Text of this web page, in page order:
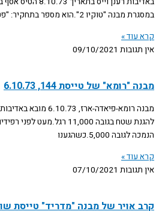
במסגרת מבנה "טוקיו 2".הוא מספר בתחקיר: "פטרלנו צפון מזרחית לפורט
קרא עוד »
אין תגובות 09/10/2021
מבנה "רומא" של טייסת 144, 6.10.73
מבנה רומא-פיאדה-ארז,
להגנת שטח בגובה 11,000
הנמכה לגובה 5,000.כשהגענו
קרא עוד »
אין תגובות 07/10/2021
קרב אויר של מבנה "מדריד" טייסת שומרי